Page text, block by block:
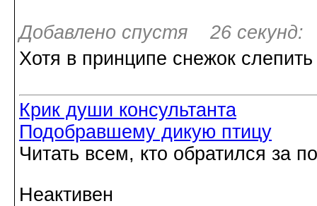
Добавлено спустя 26 секунд:
Хотя в принципе снежок
Крик души консультанта
Подобравшему дикую птицу
Читать всем, кто обратился за
Неактивен